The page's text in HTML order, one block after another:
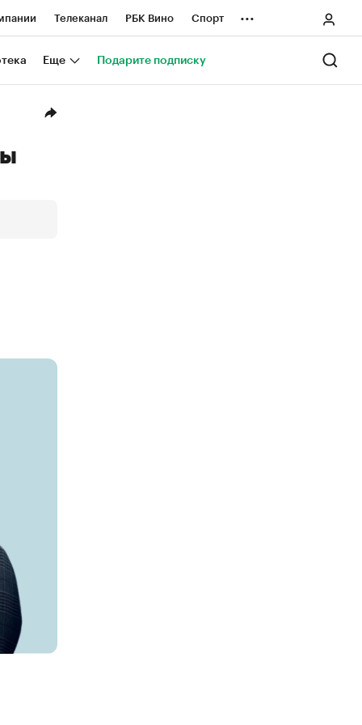
Телеканал РБК Вино Спорт
проекты Город
...
Еще Подарите подписку